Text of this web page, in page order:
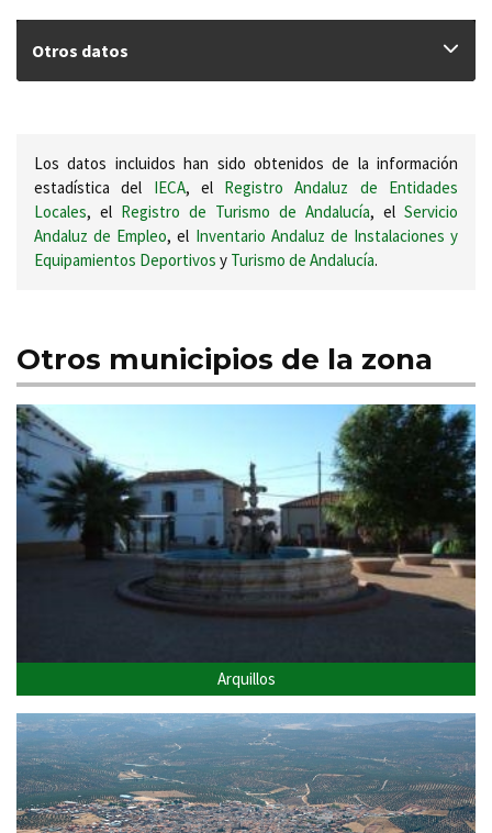
Otros datos
Los datos incluidos han sido obtenidos de la información
estadística del IECA, el Registro Andaluz de Entidades
Locales, el Registro de Turismo de Andalucía, el Servicio
Andaluz de Empleo, el Inventario Andaluz de Instalaciones y
Equipamientos Deportivos y Turismo de Andalucía.
Otros municipios de la zona
Arquillos